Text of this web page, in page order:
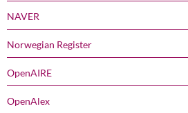
NAVER
Norwegian Register
OpenAIRE
OpenAlex